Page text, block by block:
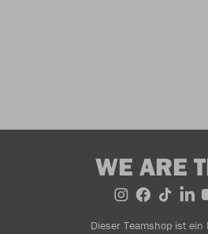
WE ARE
Dieser Teamshop ist ein